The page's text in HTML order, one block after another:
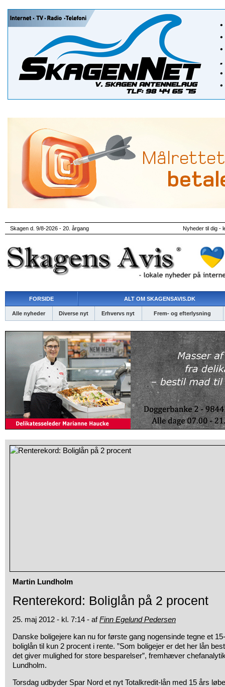
Skagen d. 9/8-2026 - 20. årgang Nyheder til dig -
FORSIDE ALT OM SKAGENSAVIS.DK
Alle nyheder Diverse nyt Erhvervs nyt Frem- og efterlysning
Martin Lundholm
Renterekord: Boliglån på 2 procent
25. maj 2012 - kl. 7:14 - afFinn Egelund Pedersen
Danske boligejere kan nu for første gang nogensinde tegne et
boliglån til kun 2 procent i rente. ”Som boligejer er det her lån
det giver mulighed for store besparelser”, fremhæver
Lundholm.
Torsdag udbyder Spar Nord et nyt Totalkredit-lån med 15 års